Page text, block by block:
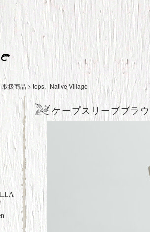
取扱商品 > tops Native Village
ケープスリーブブラ